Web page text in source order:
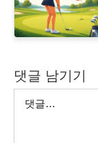
댓글 남기기